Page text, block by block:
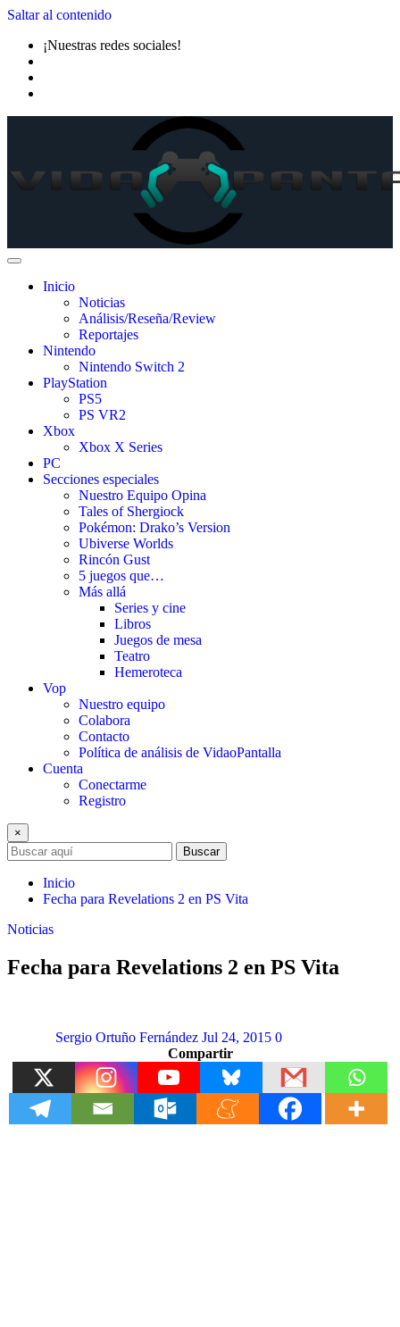
Saltar al contenido
¡Nuestras redes sociales!
Inicio
Noticias
Análisis/Reseña/Review
Reportajes
Nintendo
Nintendo Switch 2
PlayStation
PS5
PS VR2
Xbox
Xbox X Series
PC
Secciones especiales
Nuestro Equipo Opina
Tales of Shergiock
Pokémon: Drako’s Version
Ubiverse Worlds
Rincón Gust
5 juegos que…
Más allá
Series y cine
Libros
Juegos de mesa
Teatro
Hemeroteca
Vop
Nuestro equipo
Colabora
Contacto
Política de análisis de VidaoPantalla
Cuenta
Conectarme
Registro
×
Buscar
Inicio
Fecha para Revelations 2 en PS Vita
Noticias
Fecha para Revelations 2 en PS Vita
Sergio Ortuño Fernández Jul 24, 2015 0
Compartir